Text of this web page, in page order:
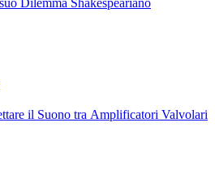
il Suono tra Amplificatori Valvolari